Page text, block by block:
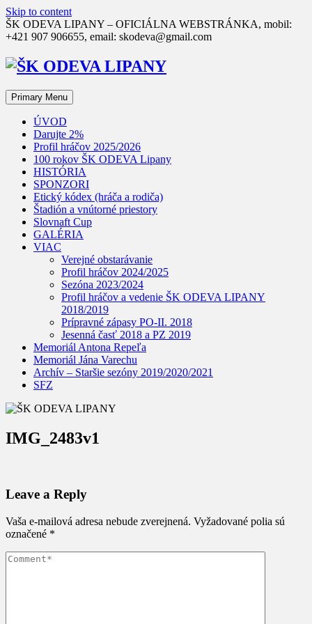
Skip to content
ŠK ODEVA LIPANY – OFICIÁLNA WEBSTRÁNKA, mobil:
+421 907 906655, email: skodeva@gmail.com
Primary Menu
ÚVOD
Darujte 2%
Profil hráčov 2025/2026
100 rokov ŠK ODEVA Lipany
HISTÓRIA
SPONZORI
Etický kódex (hráča a rodiča)
Štadión a vnútorné priestory
Slovnaft Cup
GALÉRIA
VIAC
Verejné obstarávanie
Profil hráčov 2024/2025
Sezóna 2023/2024
Profil hráčov a vedenie ŠK ODEVA LIPANY
2018/2019
Prípravné zápasy PO-II. 2018
Jesenná časť 2018 a PZ 2019
Memoriál Antona Repeľa
Memoriál Jána Varechu
Archív – Staršie sezóny 2019/2020/2021
SFZ
IMG_2483v1
Leave a Reply
Vaša e-mailová adresa nebude zverejnená. Vyžadované polia sú
označené *